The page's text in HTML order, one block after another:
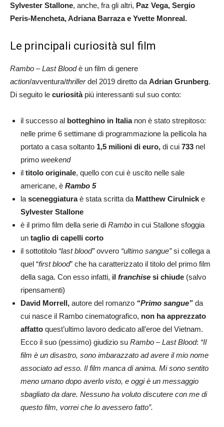
Sylvester Stallone, anche, fra gli altri, Paz Vega, Sergio
Peris-Mencheta, Adriana Barraza e Yvette Monreal.
Le principali curiosità sul film
Rambo – Last Bloodè un film di genere
action/avventura/thrillerdel 2019 diretto da Adrian Grunberg.
Di seguito le curiositàpiù interessanti sul suo conto:
il successo al botteghino in Italianon è stato strepitoso:
nelle prime 6 settimane di programmazione la pellicola ha
portato a casa soltanto 1,5 milioni di euro, di cui 733 nel
primo weekend
il titolo originale, quello con cui è uscito nelle sale
americane, è Rambo 5
la sceneggiaturaè stata scritta da Matthew Cirulnick e
Sylvester Stallone
è il primo film della serie di Rambo in cui Stallone sfoggia
un taglio di capelli corto
il sottotitolo “last blood”ovvero “ultimo sangue”si collega a
quel “first blood” che ha caratterizzato il titolo del primo film
della saga. Con esso infatti, il franchise si chiude (salvo
ripensamenti)
David Morrell, autore del romanzo “Primo sangue” da
cui nasce il Rambo cinematografico, non ha apprezzato
affatto quest’ultimo lavoro dedicato all’eroe del Vietnam.
Ecco il suo (pessimo) giudizio su Rambo – Last Blood: “Il
film è un disastro, sono imbarazzato ad avere il mio nome
associato ad esso. Il film manca di anima. Mi sono sentito
meno umano dopo averlo visto, e oggi è un messaggio
sbagliato da dare. Nessuno ha voluto discutere con me di
questo film, vorrei che lo avessero fatto”.